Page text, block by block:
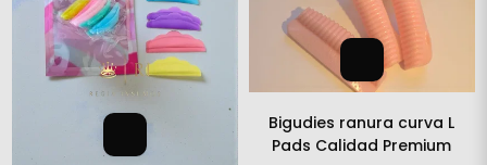
Bigudies ranura curva L
Pads Calidad Premium